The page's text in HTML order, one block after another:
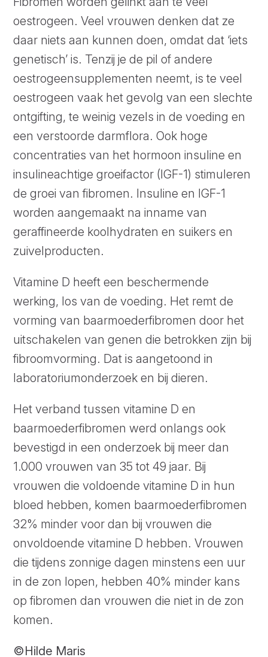
oestrogeen. Veel vrouwen denken dat ze
daar niets aan kunnen doen, omdat dat ‘iets
genetisch’ is. Tenzij je de pil of andere
oestrogeensupplementen neemt, is te veel
oestrogeen vaak het gevolg van een slechte
ontgifting, te weinig vezels in de voeding en
een verstoorde darmflora. Ook hoge
concentraties van het hormoon insuline en
insulineachtige groeifactor (IGF-1) stimuleren
de groei van fibromen. Insuline en IGF-1
worden aangemaakt na inname van
geraffineerde koolhydraten en suikers en
zuivelproducten.
Vitamine D heeft een beschermende
werking, los van de voeding. Het remt de
vorming van baarmoederfibromen door het
uitschakelen van genen die betrokken zijn bij
fibroomvorming. Dat is aangetoond in
laboratoriumonderzoek en bij dieren.
Het verband tussen vitamine D en
baarmoederfibromen werd onlangs ook
bevestigd in een onderzoek bij meer dan
1.000 vrouwen van 35 tot 49 jaar. Bij
vrouwen die voldoende vitamine D in hun
bloed hebben, komen baarmoederfibromen
32% minder voor dan bij vrouwen die
onvoldoende vitamine D hebben. Vrouwen
die tijdens zonnige dagen minstens een uur
in de zon lopen, hebben 40% minder kans
op fibromen dan vrouwen die niet in de zon
komen.
©Hilde Maris